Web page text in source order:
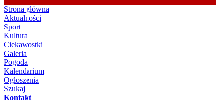
Strona główna
Aktualności
Sport
Kultura
Ciekawostki
Galeria
Pogoda
Kalendarium
Ogłoszenia
Szukaj
Kontakt